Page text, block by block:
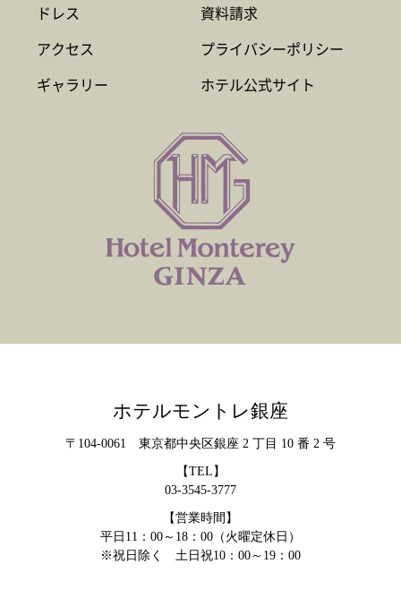
ドレス
アクセス
ギャラリー
資料請求
プライバシーポリシー
ホテル公式サイト
ホテルモントレ銀座
〒104-0061 東京都中央区銀座 2 丁目 10 番 2 号
【TEL】
03-3545-3777
【営業時間】
平日11：00～18：00（火曜定休日）
※祝日除く 土日祝10：00～19：00